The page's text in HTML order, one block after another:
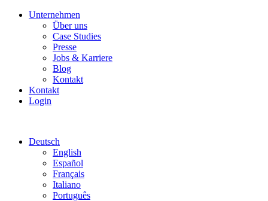
Unternehmen
Über uns
Case Studies
Presse
Jobs & Karriere
Blog
Kontakt
Kontakt
Login
Deutsch
English
Español
Français
Italiano
Português